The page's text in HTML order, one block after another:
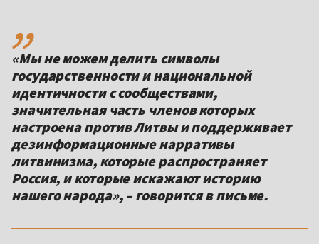
,,
«Мы не можем делить символы
государственности и национальной
идентичности с сообществами,
значительная часть членов которых
настроена против Литвы и поддерживает
дезинформационные нарративы
литвинизма, которые распространяет
Россия, и которые искажают историю
нашего народа», – говорится в письме.